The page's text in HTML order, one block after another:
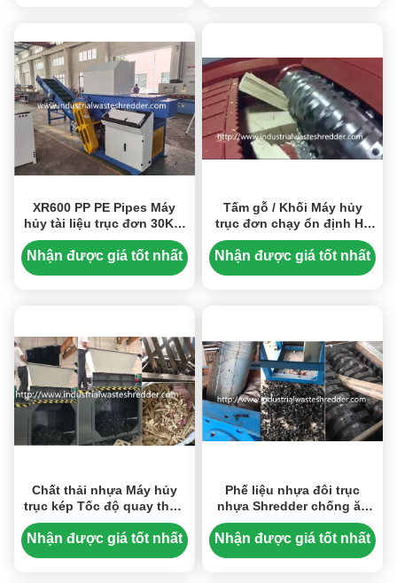
XR600 PP PE Pipes Máy
hủy tài liệu trục đơn 30KW
Tốc độ quay 75RPM
Nhận được giá tốt nhất
Tấm gỗ / Khối Máy hủy
trục đơn chạy ổn định Hệ
thống cấp liệu thủy lực
Nhận được giá tốt nhất
Chất thải nhựa Máy hủy
trục kép Tốc độ quay thấp
Hiệu suất cao
Nhận được giá tốt nhất
Phế liệu nhựa đôi trục
nhựa Shredder chống ăn
mòn cho ống thải
Nhận được giá tốt nhất